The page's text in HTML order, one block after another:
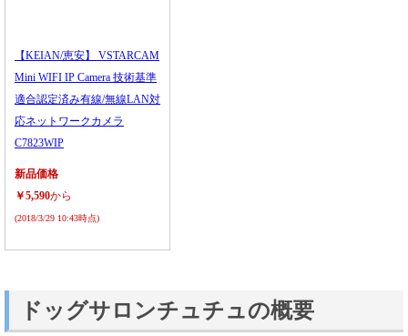
【KEIAN/恵安】 VSTARCAM
Mini WIFI IP Camera 技術基準
適合認定済み有線/無線LAN対
応ネットワークカメラ
C7823WIP
新品価格
￥5,590から
(2018/3/29 10:43時点)
ドッグサロンチュチュの概要